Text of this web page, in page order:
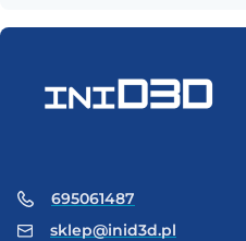
Waga produktu
Średnica szpuli
695061487
sklep@inid3d.pl